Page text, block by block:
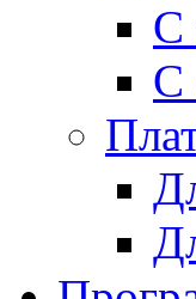
С
С